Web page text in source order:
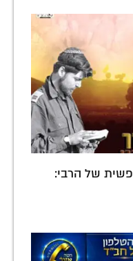
של הרבי: